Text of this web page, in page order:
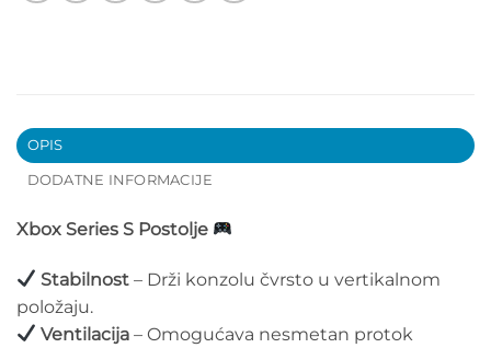
OPIS
DODATNE INFORMACIJE
Xbox Series S Postolje
Stabilnost – Drži konzolu čvrsto u vertikalnom
položaju.
Ventilacija – Omogućava nesmetan protok